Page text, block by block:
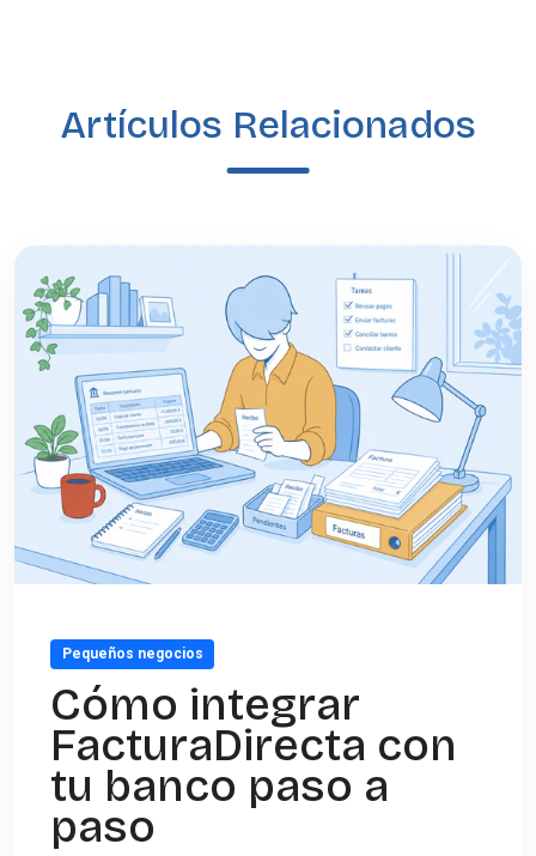
Artículos Relacionados
Pequeños negocios
Cómo integrar
FacturaDirecta con
tu banco paso a
paso